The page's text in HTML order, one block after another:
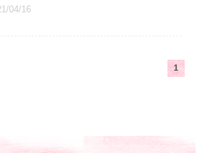
04/16
1